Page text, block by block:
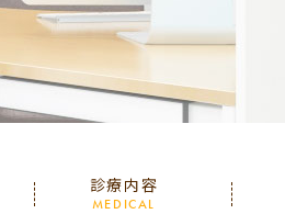
診療内容
MEDICAL